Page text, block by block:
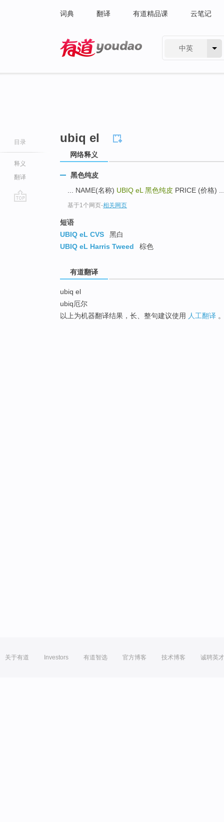
词典 翻译 有道精品课 云笔记
中英
目录
释义
翻译
ubiq el
网络释义
黑色纯皮
... NAME(名称) UBIQ eL 黑色纯皮 PRICE (价格)
基于1个网页-相关网页
短语
UBIQ eL CVS
黑白
UBIQ eL Harris Tweed
棕色
有道翻译
ubiq el
ubiq厄尔
以上为机器翻译结果，长、整句建议使用 人工翻译
关于有道 Investors 有道智选 官方博客 技术博客 诚聘英才